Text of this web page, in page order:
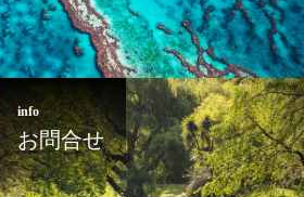
info
お問合せ